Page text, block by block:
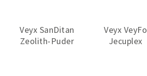
Veyx SanDitan
Zeolith-Puder
Veyx VeyFo
Jecuplex